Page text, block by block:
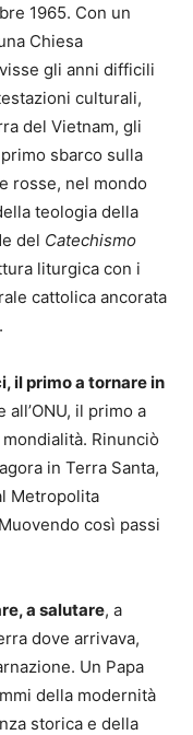
1965. Con un
Chiesa
gli anni difficili
culturali,
del Vietnam, gli
sbarco sulla
rosse, nel mondo
teologia della
del Catechismo
liturgica con i
cattolica ancorata
il primo a tornare in
il primo a
Rinunciò
in Terra Santa,
Metropolita
così passi
a salutare, a
dove arrivava,
Un Papa
della modernità
storica e della